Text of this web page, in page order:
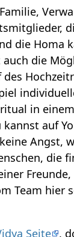
die Homa
die
des
in
auf
Angst,
die
Team hier
Seite ,